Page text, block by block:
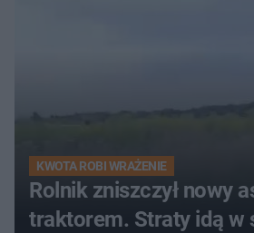
KWOTA ROBI WRAŻENIE
Rolnik zniszczył nowy
traktorem. Straty idą w